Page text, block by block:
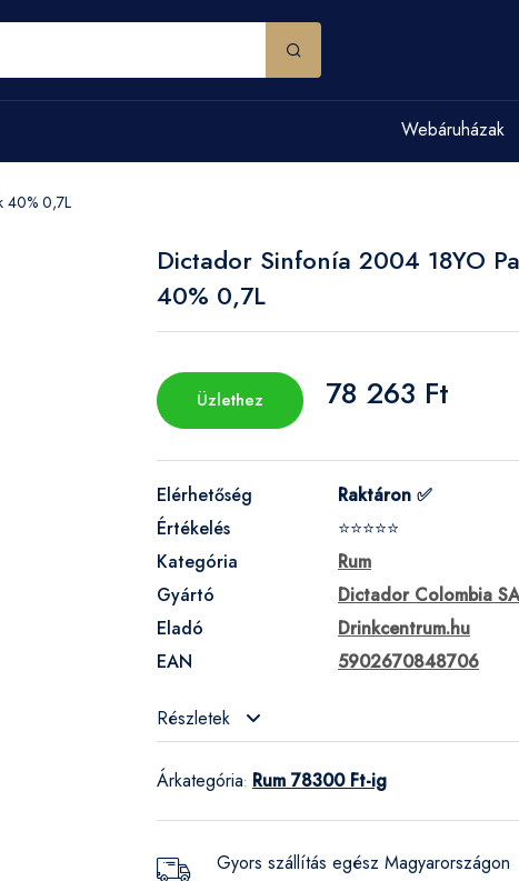
Webáruházak
40% 0,7L
Dictador Sinfonía 2004 18YO
40% 0,7L
Üzlethez 78 263 Ft
Elérhetőség
Raktáron ✅
Értékelés
⭐⭐⭐⭐⭐
Kategória
Rum
Gyártó
Dictador Colombia
Eladó
Drinkcentrum.hu
EAN
5902670848706
Részletek
Árkategória: Rum 78300 Ft-ig
Gyors szállítás egész Magyarországon